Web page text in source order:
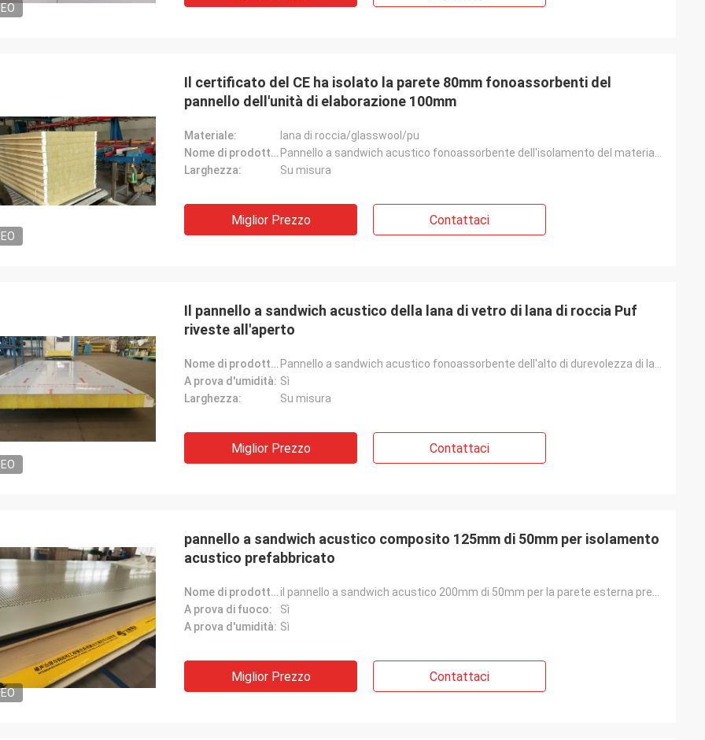
andato molto bene vi ringrazia che siamo
felici di avere prodotto già nella pianta.
Il certificato del CE ha isolato la parete 80mm fonoassorbenti del
pannello dell'unità di elaborazione 100mm
Materiale:
lana di roccia/glasswool/pu
Nome di prodotto:
Larghezza:
Su misura
Miglior Prezzo Contattaci
Il pannello a sandwich acustico della lana di vetro di lana di roccia Puf
riveste all'aperto
Nome di prodotto:
A prova d'umidità: Sì
Larghezza:
Su misura
Miglior Prezzo Contattaci
pannello a sandwich acustico composito 125mm di 50mm per isolamento
acustico prefabbricato
Nome di prodotto:
A prova di fuoco:
Sì
A prova d'umidità: Sì
Miglior Prezzo Contattaci